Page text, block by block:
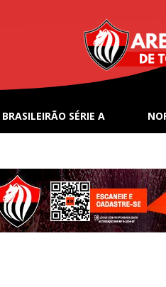
BRASILEIRÃO SÉRIE A